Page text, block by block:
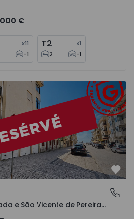
€
x11
-1
T2 x1
2
-1
Ovar, São João, Arada e São
e São Vicente de Pereira Jusã,
Ovar, São João, Arada e São Vicente de Pereira Jusã, Aveiro